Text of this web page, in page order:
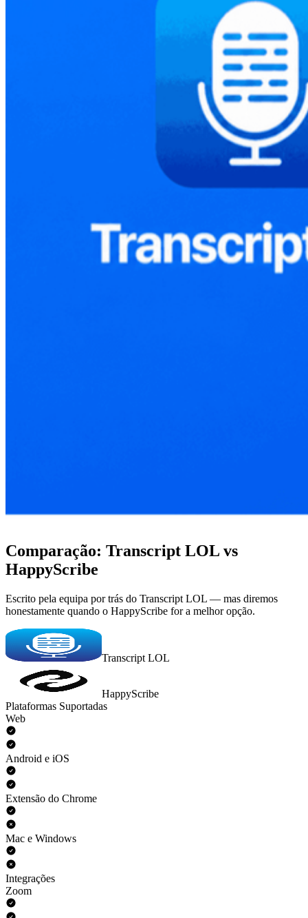
Comparação: Transcript LOL vs
HappyScribe
Escrito pela equipa por trás do Transcript LOL — mas diremos
honestamente quando o HappyScribe for a melhor opção.
Transcript LOL
HappyScribe
Plataformas Suportadas
Web
Android e iOS
Extensão do Chrome
Mac e Windows
Integrações
Zoom